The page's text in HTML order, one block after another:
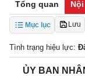
Tổng quan
Mục lục Lưu
Tình trạng hiệu lực:
ỦY BAN